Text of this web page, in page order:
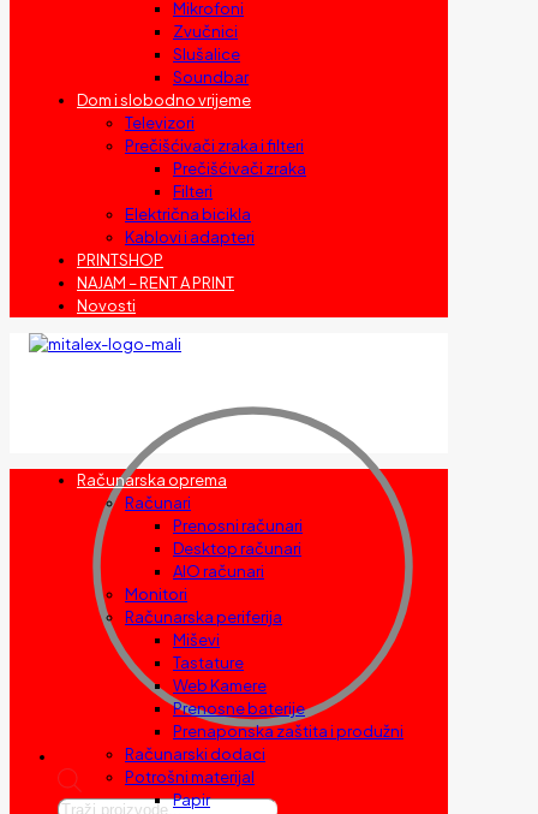
Mikrofoni
Zvučnici
Slušalice
Soundbar
Dom i slobodno vrijeme
Televizori
Prečišćivači zraka i filteri
Prečišćivači zraka
Filteri
Električna bicikla
Kablovi i adapteri
PRINTSHOP
NAJAM – RENT A PRINT
Novosti
Products
Računarska oprema
Računari
Prenosni računari
Desktop računari
AIO računari
Monitori
Računarska periferija
Miševi
Tastature
Web Kamere
Prenosne baterije
Prenaponska zaštita i produžni
Računarski dodaci
Potrošni materijal
Papir